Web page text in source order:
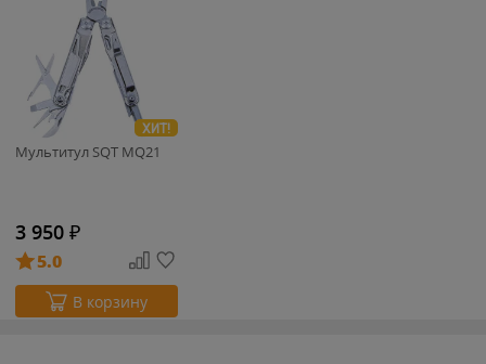
ХИТ!
Мультитул SQT MQ21
3 950 ₽
5.0
В корзину